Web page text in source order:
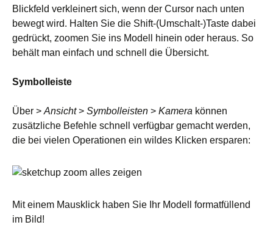
Blickfeld verkleinert sich, wenn der Cursor nach unten
bewegt wird. Halten Sie die Shift-(Umschalt-)Taste dabei
gedrückt, zoomen Sie ins Modell hinein oder heraus. So
behält man einfach und schnell die Übersicht.
Symbolleiste
Über > Ansicht> Symbolleisten > Kamera können
zusätzliche Befehle schnell verfügbar gemacht werden,
die bei vielen Operationen ein wildes Klicken ersparen:
Mit einem Mausklick haben Sie Ihr Modell formatfüllend
im Bild!